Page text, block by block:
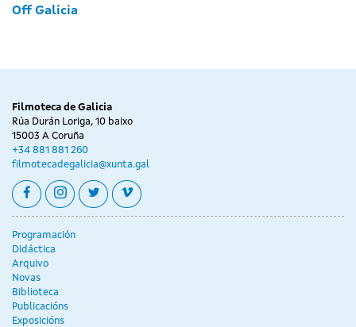
Off Galicia
Filmoteca de Galicia
Rúa Durán Loriga, 10 baixo
15003 A Coruña
+34 881 881 260
filmotecadegalicia@xunta.gal
facebookinstagram
twittervimeo
Programación
Didáctica
Arquivo
Novas
Biblioteca
Publicacións
Exposicións